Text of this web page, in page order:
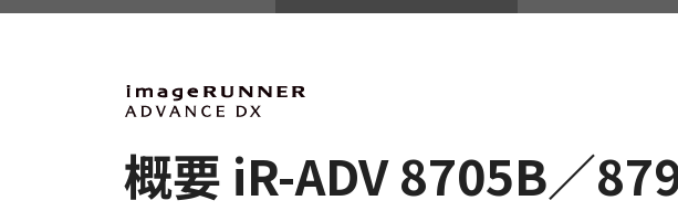
概要 iR-ADV 8705B／